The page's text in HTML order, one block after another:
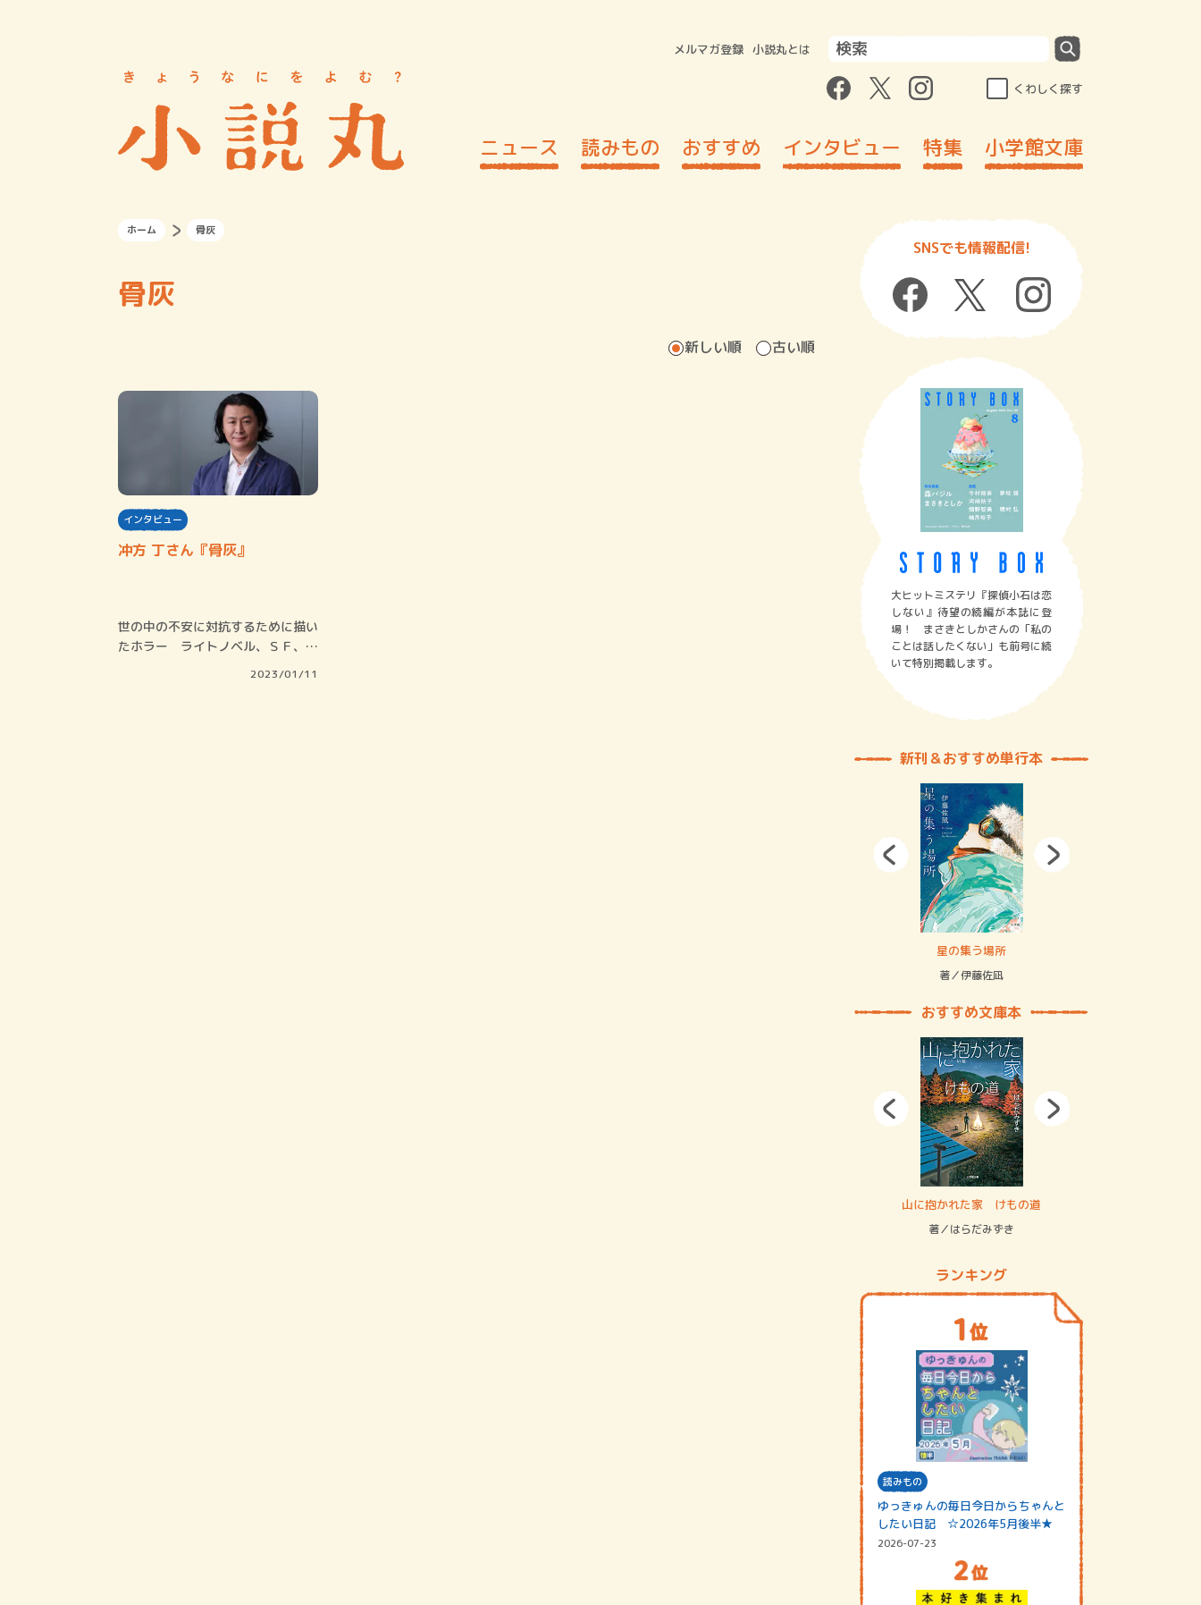
メルマガ登録 小説丸とは
くわしく探す
ニュース 読みもの おすすめ インタビュー 特集 小学館文庫
ホーム 骨灰
骨灰
新しい順 古い順
インタビュー
冲方 丁さん『骨灰』
世の中の不安に対抗するために描い
たホラー ライトノベル、ＳＦ、歴
2023/01/11
SNSでも情報配信!
大ヒットミステリ『探偵小石は恋
しない』待望の続編が本誌に登
場！ まさきとしかさんの「私の
ことは話したくない」も前号に続
いて特別掲載します。
新刊＆おすすめ単行本
星の集う場所
著／伊藤佐凪
おすすめ文庫本
山に抱かれた家 けもの道
著／はらだみずき
ランキング
読みもの
ゆっきゅんの毎日今日からちゃんと
したい日記 ☆2026年5月後半★
2026-07-23